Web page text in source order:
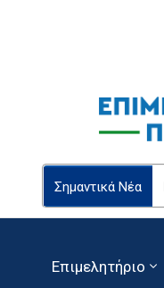
Σημαντικά Νέα
Επιμελητήριο